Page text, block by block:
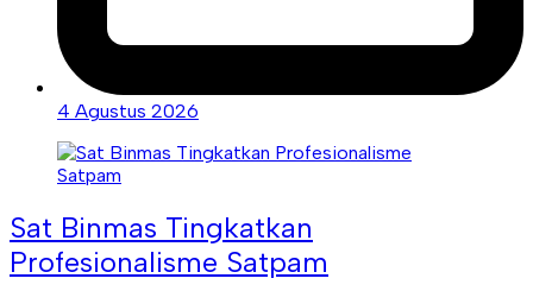
4 Agustus 2026
Sat Binmas Tingkatkan
Profesionalisme Satpam